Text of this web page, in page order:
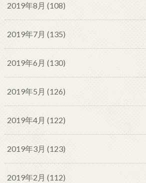
2019年8月 (108)
2019年7月 (135)
2019年6月 (130)
2019年5月 (126)
2019年4月 (122)
2019年3月 (123)
2019年2月 (112)